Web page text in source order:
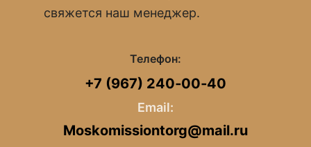
свяжется наш менеджер.
Телефон:
+7 (967) 240‑00‑40
Email:
Moskomissiontorg@mail.ru